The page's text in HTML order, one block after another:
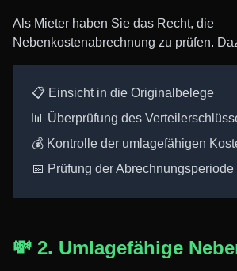
Als Mieter haben Sie das Recht, die
Nebenkostenabrechnung zu prüfen.
📋 Einsicht in die Originalbelege
📊 Überprüfung des
💰 Kontrolle der umlagefähigen
📅 Prüfung der Abrechnungsperiode
💸 2. Umlagefähige